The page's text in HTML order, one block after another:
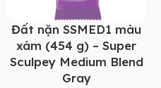
Đất nặn SSMED1 màu
xám (454 g) – Super
Sculpey Medium Blend
Gray